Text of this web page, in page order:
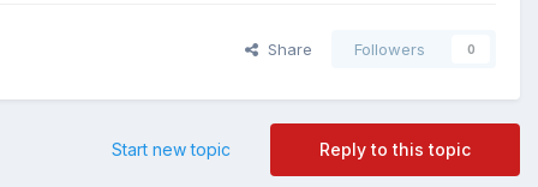
Share Followers 0
Reply to this topic
Start new topic